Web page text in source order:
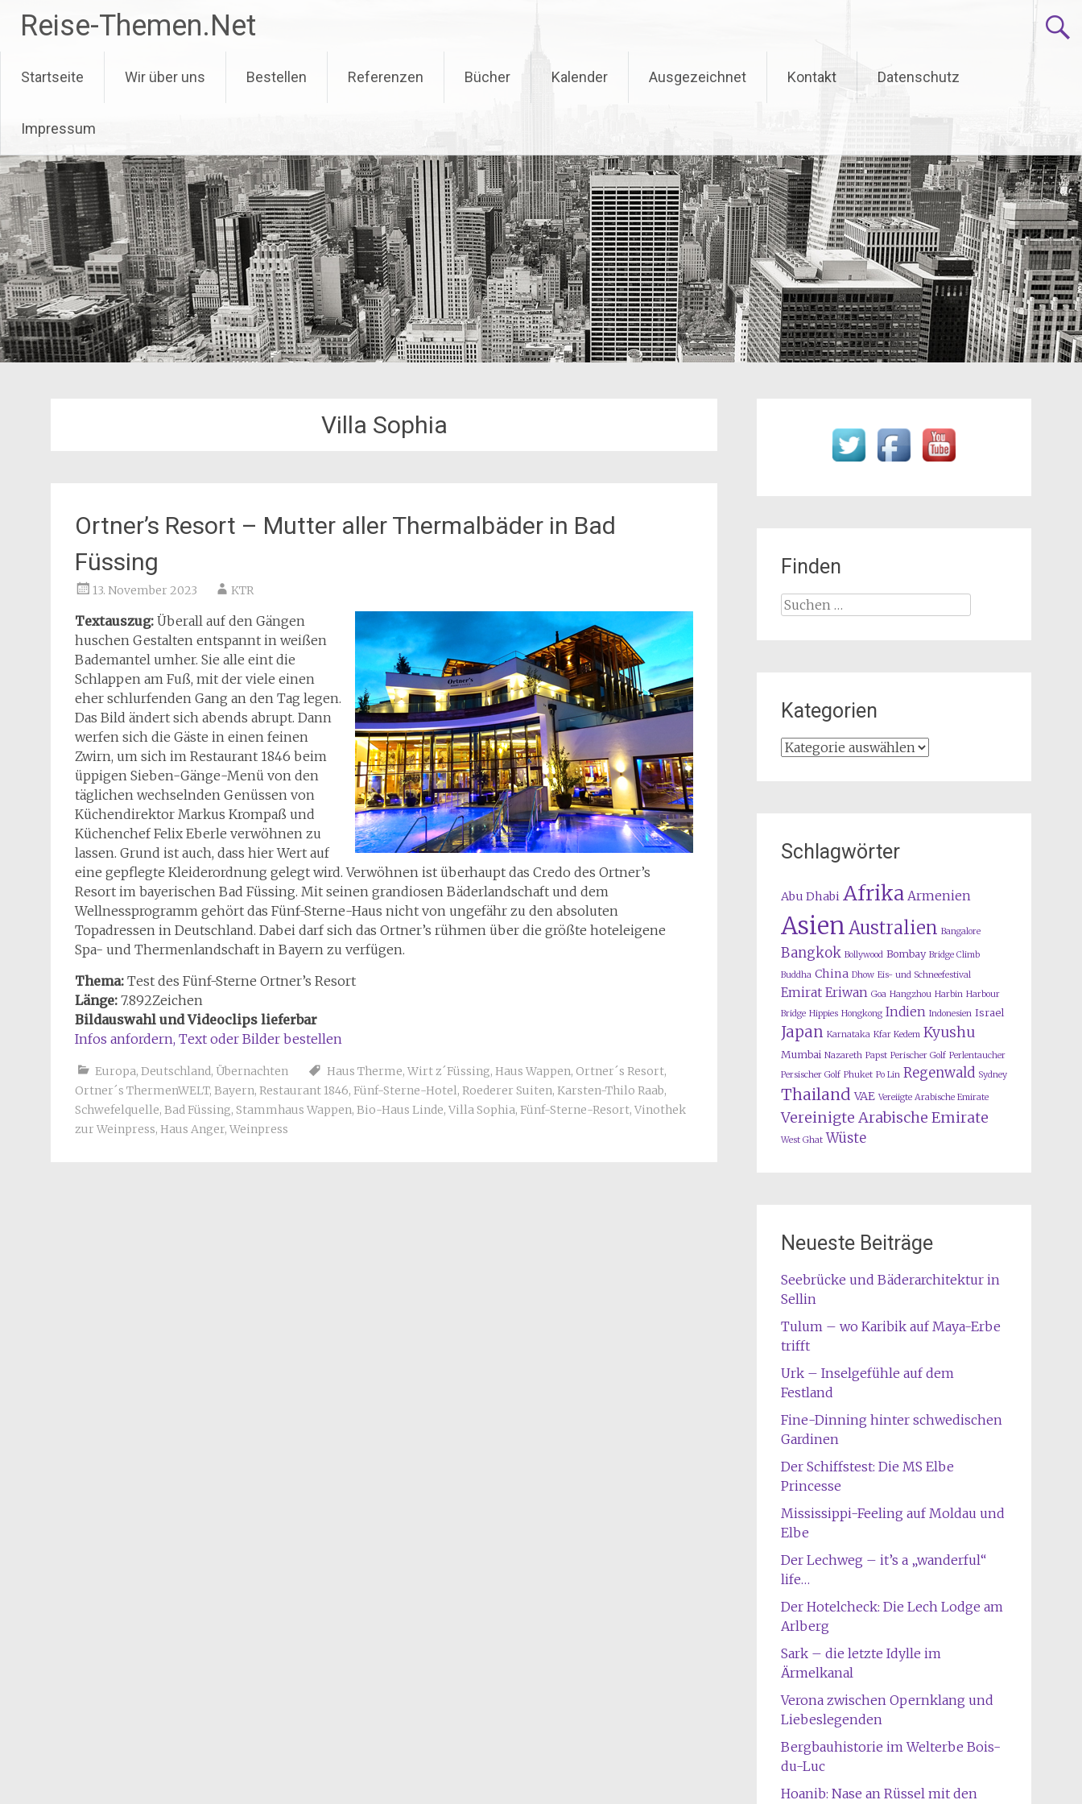
Inhalt
springen
Reise-Themen.Net
Startseite Wir über uns Bestellen Referenzen Bücher Kalender Ausgezeichnet Kontakt Datenschutz
Impressum
Villa Sophia
Ortner’s Resort – Mutter aller Thermalbäder in Bad
Füssing
13. November 2023 KTR
Textauszug: Überall auf den Gängen
huschen Gestalten entspannt in weißen
Bademantel umher. Sie alle eint die
Schlappen am Fuß, mit der viele einen
eher schlurfenden Gang an den Tag legen.
Das Bild ändert sich abends abrupt. Dann
werfen sich die Gäste in einen feinen
Zwirn, um sich im Restaurant 1846 beim
üppigen Sieben-Gänge-Menü von den
täglichen wechselnden Genüssen von
Küchendirektor Markus Krompaß und
Küchenchef Felix Eberle verwöhnen zu
lassen. Grund ist auch, dass hier Wert auf
eine gepflegte Kleiderordnung gelegt wird. Verwöhnen ist überhaupt das Credo des Ortner’s
Resort im bayerischen Bad Füssing. Mit seinen grandiosen Bäderlandschaft und dem
Wellnessprogramm gehört das Fünf-Sterne-Haus nicht von ungefähr zu den absoluten
Topadressen in Deutschland. Dabei darf sich das Ortner’s rühmen über die größte hoteleigene
Spa- und Thermenlandschaft in Bayern zu verfügen.
Thema: Test des Fünf-Sterne Ortner’s Resort
Länge: 7.892Zeichen
Bildauswahl und Videoclips lieferbar
Infos anfordern, Text oder Bilder bestellen
Europa, Deutschland, Übernachten Haus Therme, Wirt z´Füssing, Haus Wappen, Ortner´s Resort,
Ortner´s ThermenWELT, Bayern, Restaurant 1846, Fünf-Sterne-Hotel, Roederer Suiten, Karsten-Thilo Raab,
Schwefelquelle, Bad Füssing, Stammhaus Wappen, Bio-Haus Linde, Villa Sophia, Fünf-Sterne-Resort, Vinothek
zur Weinpress, Haus Anger, Weinpress
Finden
Suchen
Kategorien
Kategorien
Schlagwörter
Abu Dhabi Afrika Armenien
AsienAustralien Bangalore
Bangkok Bollywood Bombay Bridge Climb
Buddha China Dhow Eis- und Schneefestival
Emirat Eriwan Goa Hangzhou Harbin Harbour
Bridge Hippies Hongkong Indien Indonesien Israel
Japan Karnataka Kfar Kedem Kyushu
Mumbai Nazareth Papst Perischer Golf Perlentaucher
Persischer Golf Phuket Po Lin Regenwald Sydney
Thailand VAE Vereiigte Arabische Emirate
Vereinigte Arabische Emirate
West Ghat Wüste
Neueste Beiträge
Seebrücke und Bäderarchitektur in
Sellin
Tulum – wo Karibik auf Maya-Erbe
trifft
Urk – Inselgefühle auf dem
Festland
Fine-Dinning hinter schwedischen
Gardinen
Der Schiffstest: Die MS Elbe
Princesse
Mississippi-Feeling auf Moldau und
Elbe
Der Lechweg – it’s a „wanderful“
life…
Der Hotelcheck: Die Lech Lodge am
Arlberg
Sark – die letzte Idylle im
Ärmelkanal
Verona zwischen Opernklang und
Liebeslegenden
Bergbauhistorie im Welterbe Bois-
du-Luc
Hoanib: Nase an Rüssel mit den